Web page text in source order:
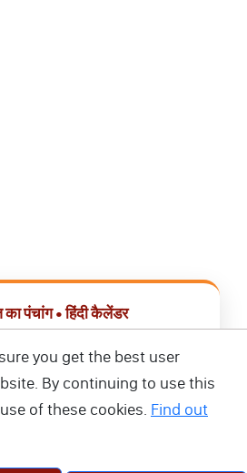
पंचांग • हिंदी कैलेंडर
कैलेंडर ऐप डाउनलोड करें
you get the best user
By continuing to use this
of these cookies. Find out